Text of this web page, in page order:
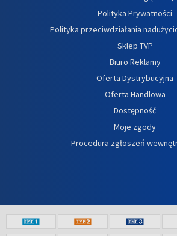
Polityka Prywatności
Polityka przeciwdziałania
Sklep TVP
Biuro Reklamy
Oferta Dystrybucyjna
Oferta Handlowa
Dostępność
Moje zgody
Procedura zgłoszeń